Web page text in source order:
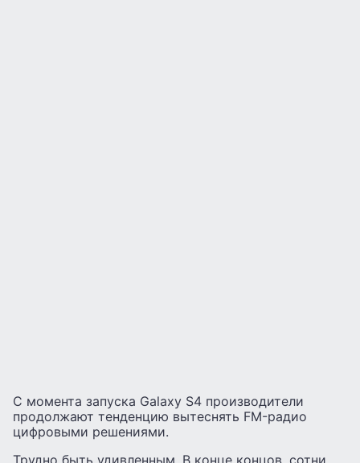
С момента запуска Galaxy S4 производители
продолжают тенденцию вытеснять FM-радио
цифровыми решениями.
Трудно быть удивленным. В конце концов, сотни